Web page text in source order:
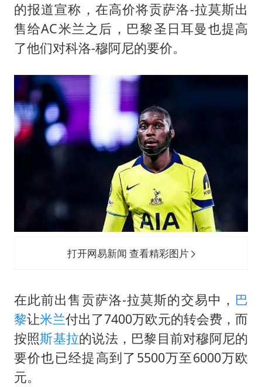
香港刷新1884年以来最高气温纪录
上海全力守护市民“菜篮子”
暑期研学游升温 在旅途中增长知识
白海豚北上或致京津冀暴雨
猫咪过火把节被抹成黑猫
宝妈给四胞胎取名平安喜乐
BLG经理辟谣Bin离队
的报道宣称，在高价将贡萨洛-拉莫斯出
售给AC米兰之后，巴黎圣日耳曼也提高
了他们对科洛-穆阿尼的要价。
打开网易新闻 查看精彩图片
在此前出售贡萨洛-拉莫斯的交易中， 巴
黎让米兰付出了7400万欧元的转会费，而
按照斯基拉的说法，巴黎目前对穆阿尼的
要价也已经提高到了5500万至6000万欧
元。